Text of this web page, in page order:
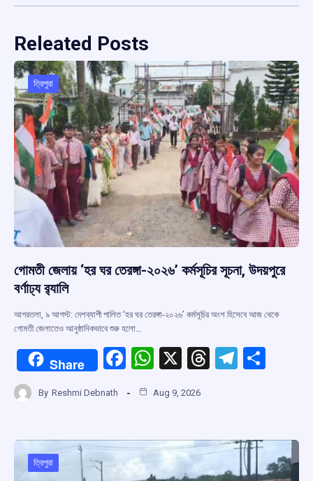
Releated Posts
ত্রিপুরা
গোমতী জেলায় ‘হর ঘর তেরঙ্গা-২০২৬’ কর্মসূচির সূচনা, উদয়পুরে
বর্ণাঢ্য র‍্যালি
আগরতলা, ৯ আগস্ট: দেশব্যাপী পালিত ‘হর ঘর তেরঙ্গা-২০২৬’ কর্মসূচির অংশ হিসেবে আজ থেকে
গোমতী জেলাতেও আনুষ্ঠানিকভাবে শুরু হলো…
Share
F
ce
o
o
W
at
A
p
X
T
d
s
T
a
m
By Reshmi Debnath Aug 9, 2026
ত্রিপুরা